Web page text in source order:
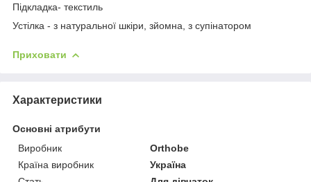
Підкладка- текстиль
Устілка - з натуральної шкіри, зйомна, з супінатором
Приховати
Характеристики
Основні атрибути
Виробник
Orthobe
Країна виробник
Україна